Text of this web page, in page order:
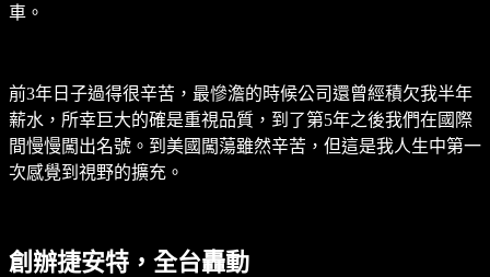
車。
前3年日子過得很辛苦，最慘澹的時候公司還曾經積欠我半年
薪水，所幸巨大的確是重視品質，到了第5年之後我們在國際
間慢慢闖出名號。到美國闖蕩雖然辛苦，但這是我人生中第一
次感覺到視野的擴充。
創辦捷安特，全台轟動